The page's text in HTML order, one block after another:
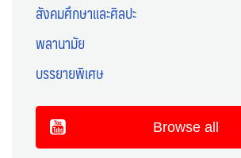
สังคมศึกษาและศิลปะ
พลานามัย
บรรยายพิเศษ
Browse all